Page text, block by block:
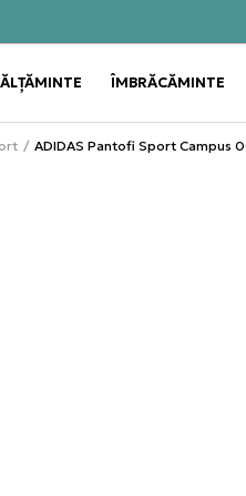
ÎMBRĂCĂMINTE
ADIDAS Pantofi Sport Campus